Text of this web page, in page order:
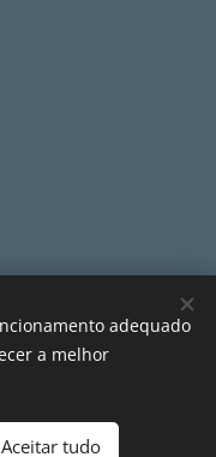
e elementos gráficos
conteúdos publicados são
adequado
a melhor
Aceitar tudo